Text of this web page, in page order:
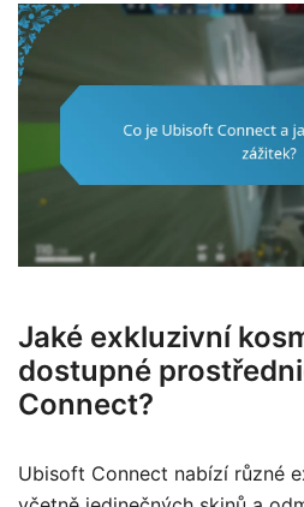
Jaké exkluzivní
dostupné
Connect?
Ubisoft Connect nabízí různé